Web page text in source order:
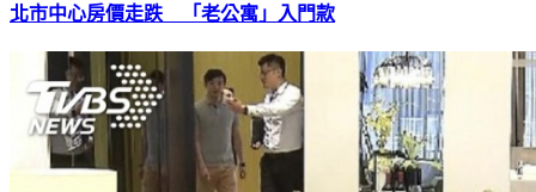
北市中心房價走跌 「老公寓」入門款